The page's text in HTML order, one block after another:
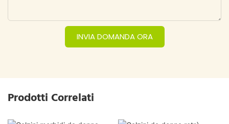
INVIA DOMANDA ORA
Prodotti Correlati